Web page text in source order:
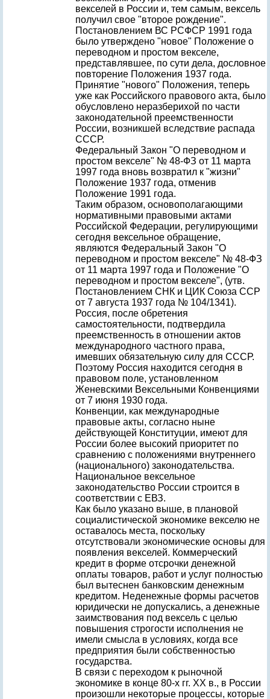
векселей в России и, тем самым, вексель
получил свое "второе рождение".
Постановлением ВС РСФСР 1991 года
было утверждено "новое" Положение о
переводном и простом векселе,
представлявшее, по сути дела, дословное
повторение Положения 1937 года.
Принятие "нового" Положения, теперь
уже как Российского правового акта, было
обусловлено неразберихой по части
законодательной преемственности
России, возникшей вследствие распада
СССР.
Федеральный Закон "О переводном и
простом векселе" № 48-ФЗ от 11 марта
1997 года вновь возвратил к "жизни"
Положение 1937 года, отменив
Положение 1991 года.
Таким образом, основополагающими
нормативными правовыми актами
Российской Федерации, регулирующими
сегодня вексельное обращение,
являются Федеральный Закон "О
переводном и простом векселе" № 48-ФЗ
от 11 марта 1997 года и Положение "О
переводном и простом векселе", (утв.
Постановлением СНК и ЦИК Союза ССР
от 7 августа 1937 года № 104/1341).
Россия, после обретения
самостоятельности, подтвердила
преемственность в отношении актов
международного частного права,
имевших обязательную силу для СССР.
Поэтому Россия находится сегодня в
правовом поле, установленном
Женевскими Вексельными Конвенциями
от 7 июня 1930 года.
Конвенции, как международные
правовые акты, согласно ныне
действующей Конституции, имеют для
России более высокий приоритет по
сравнению с положениями внутреннего
(национального) законодательства.
Национальное вексельное
законодательство России строится в
соответствии с ЕВЗ.
Как было указано выше, в плановой
социалистической экономике векселю не
оставалось места, поскольку
отсутствовали экономические основы для
появления векселей. Коммерческий
кредит в форме отсрочки денежной
оплаты товаров, работ и услуг полностью
был вытеснен банковским денежным
кредитом. Неденежные формы расчетов
юридически не допускались, а денежные
заимствования под вексель с целью
повышения строгости исполнения не
имели смысла в условиях, когда все
предприятия были собственностью
государства.
В связи с переходом к рыночной
экономике в конце 80-х гг. ХХ в., в России
произошли некоторые процессы, которые